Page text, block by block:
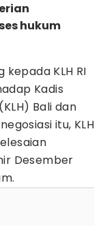
hukum
KLH RI
Kadis
Bali dan
itu, KLH
Desember